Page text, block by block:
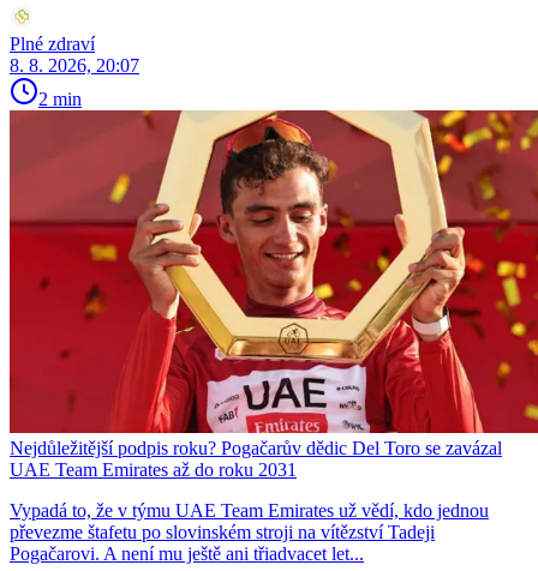
Plné zdraví
8. 8. 2026, 20:07
2 min
Nejdůležitější podpis roku? Pogačarův dědic Del Toro se zavázal
UAE Team Emirates až do roku 2031
Vypadá to, že v týmu UAE Team Emirates už vědí, kdo jednou
převezme štafetu po slovinském stroji na vítězství Tadeji
Pogačarovi. A není mu ještě ani třiadvacet let...